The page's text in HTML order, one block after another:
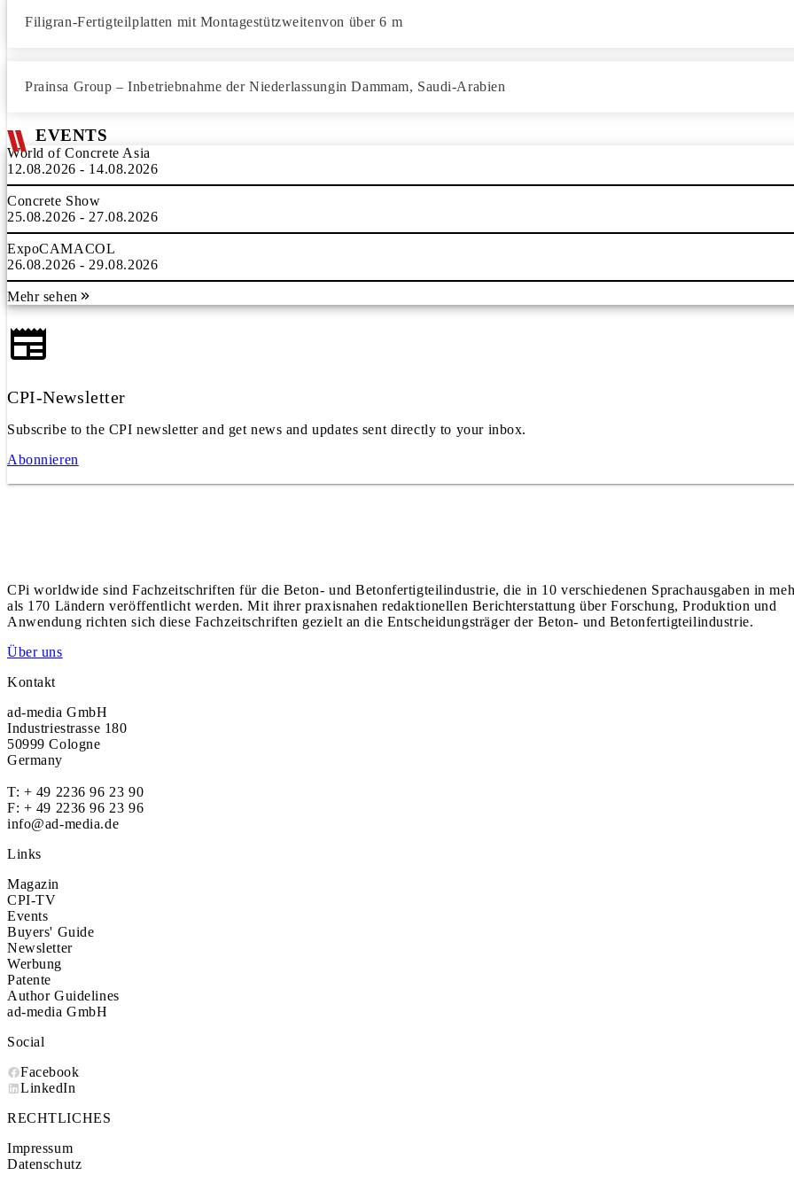
Filigran-Fertigteilplatten mit Montagestützweitenvon über 6 m
Prainsa Group – Inbetriebnahme der Niederlassungin Dammam, Saudi-Arabien
EVENTS
World of Concrete Asia
12.08.2026 - 14.08.2026
Concrete Show
25.08.2026 - 27.08.2026
ExpoCAMACOL
26.08.2026 - 29.08.2026
Mehr sehen
CPI-Newsletter
Subscribe to the CPI newsletter and get news and updates sent directly to your inbox.
Abonnieren
CPi worldwide sind Fachzeitschriften für die Beton- und Betonfertigteilindustrie, die in 10 verschiedenen Sprachausgaben in
als 170 Ländern veröffentlicht werden. Mit ihrer praxisnahen redaktionellen Berichterstattung über Forschung, Produktion und
Anwendung richten sich diese Fachzeitschriften gezielt an die Entscheidungsträger der Beton- und Betonfertigteilindustrie.
Über uns
Kontakt
ad-media GmbH
Industriestrasse 180
50999 Cologne
Germany
T: + 49 2236 96 23 90
F: + 49 2236 96 23 96
info@ad-media.de
Links
Magazin
CPI-TV
Events
Buyers' Guide
Newsletter
Werbung
Patente
Author Guidelines
ad-media GmbH
Social
Facebook
LinkedIn
RECHTLICHES
Impressum
Datenschutz